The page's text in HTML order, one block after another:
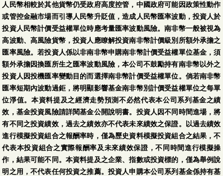
人民幣相較於其他貨幣仍受政府高度控管，中國政府可能因政策性動作
或管控金融市場而引導人民幣升貶值，造成人民幣匯率波動，投資人於
投資人民幣計價受益權單位時應考量匯率波動風險。南非幣一般被視為
高波動、高風險貨幣，投資人應瞭解投資南非幣計價級別所額外承擔之
匯率風險。若投資人係以非南非幣申購南非幣計價受益權單位基金，須
額外承擔因換匯所生之匯率波動風險，本公司不鼓勵持有南非幣以外之
投資人因投機匯率變動目的而選擇南非幣計價受益權單位。倘若南非幣
匯率短期內波動過鉅，將明顯影響基金南非幣別計價受益權單位之每單
位淨值。本資料提及之經濟走勢預測不必然代表本公司系列基金之績
效，基金投資風險請詳閱基金公開說明書。投資人因不同時間進場，將
有不同之投資績效，過去之績效亦不代表未來績效之保證。以過去績效
進行模擬投資組合之報酬率時，僅為歷史資料模擬投資組合之結果，不
代表本投資組合之實際報酬率及未來績效保證，不同時間進行模擬操
作，結果可能不同。本資料提及之企業、指數或投資標的，僅為舉例說
明之用，不代表任何投資之推薦。投資人申購本公司系列基金係持有基